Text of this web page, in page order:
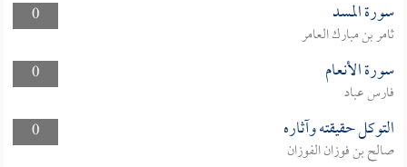
0 سورة المسد
ثامر بن مبارك العامر
0
سورة الأنعام
فارس عباد
0
التوكل حقيقته وآثاره
صالح بن فوزان الفوزان